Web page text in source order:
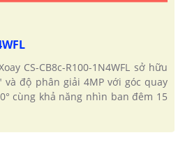
CS-CB8c-R100-1N4WFL sở hữu
và độ phân giải 4MP với góc quay
cùng khả năng nhìn ban đêm 15